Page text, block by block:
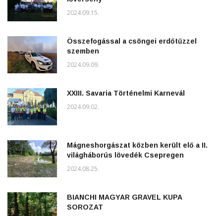
2024.09.15.
Összefogással a csöngei erdőtűzzel
szemben
2024.09.09.
XXIII. Savaria Történelmi Karnevál
2024.09.02.
Mágneshorgászat közben került elő a II.
világháborús lövedék Csepregen
2024.08.25.
BIANCHI MAGYAR GRAVEL KUPA
SOROZAT